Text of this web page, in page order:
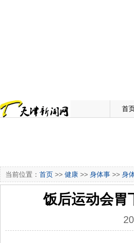
首
当前位置： 首页 >> 健康 >> 身体事 >> 身
饭后运动会胃